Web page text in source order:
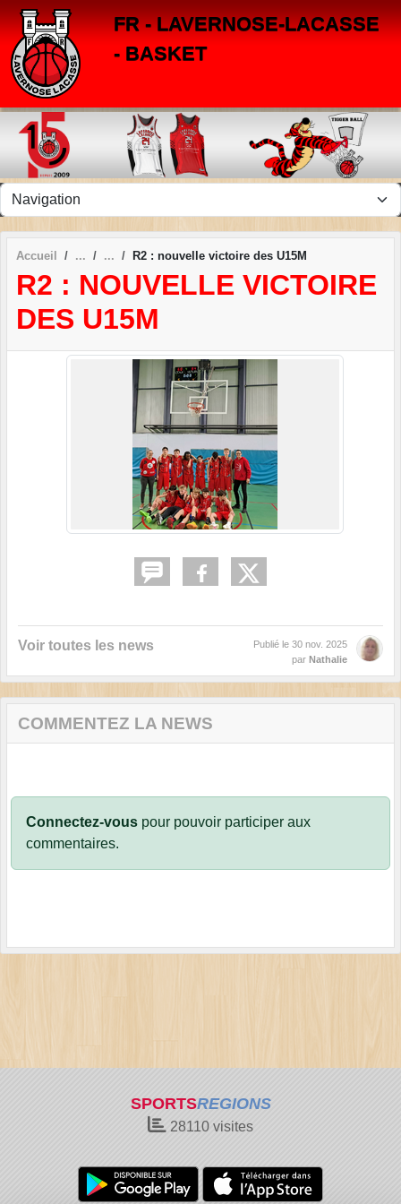
FR - LAVERNOSE-LACASSE
- BASKET
Accueil R2 : nouvelle victoire des U15M
R2 : NOUVELLE VICTOIRE
DES U15M
Voir toutes les news Publié le 30 nov. 2025
par Nathalie
COMMENTEZ LA NEWS
Connectez-vous pour pouvoir participer aux
commentaires.
SPORTSREGIONS
28110 visites
Panneau de gestion des cookies